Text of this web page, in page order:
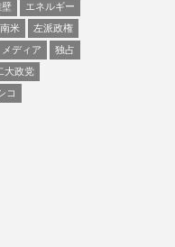
壁
エネルギー
米
左派政権
メディア
独占
大政党
コ